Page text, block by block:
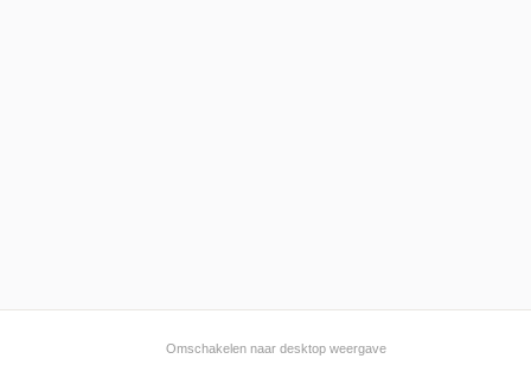
Omschakelen naar desktop weergave